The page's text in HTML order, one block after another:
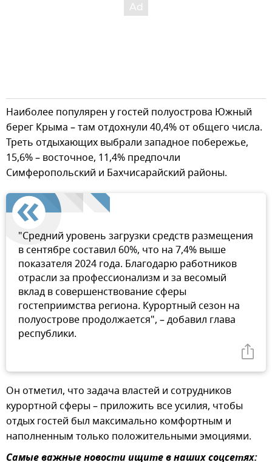
Наиболее популярен у гостей полуострова Южный
берег Крыма – там отдохнули 40,4% от общего числа.
Треть отдыхающих выбрали западное побережье,
15,6% – восточное, 11,4% предпочли
Симферопольский и Бахчисарайский районы.
"Средний уровень загрузки средств размещения
в сентябре составил 60%, что на 7,4% выше
показателя 2024 года. Благодарю работников
отрасли за профессионализм и за весомый
вклад в совершенствование сферы
гостеприимства региона. Курортный сезон на
полуострове продолжается", – добавил глава
республики.
Он отметил, что задача властей и сотрудников
курортной сферы – приложить все усилия, чтобы
отдых гостей был максимально комфортным и
наполненным только положительными эмоциями.
Самые важные новости ищите в наших соцсетях: